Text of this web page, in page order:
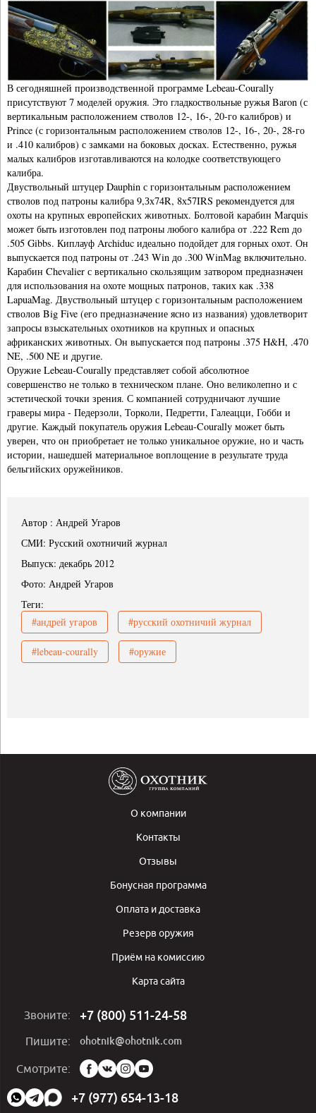
В сегодняшней производственной программе Lebeau-Courally
присутствуют 7 моделей оружия. Это гладкоствольные ружья Baron (с
вертикальным расположением стволов 12-, 16-, 20-го калибров) и
Prince (с горизонтальным расположением стволов 12-, 16-, 20-, 28-го
и .410 калибров) с замками на боковых досках. Естественно, ружья
малых калибров изготавливаются на колодке соответствующего
калибра.
Двуствольный штуцер Dauphin с горизонтальным расположением
стволов под патроны калибра 9,Зх74R, 8х57IRS рекомендуется для
охоты на крупных европейских животных. Болтовой карабин Marquis
может быть изготовлен под патроны любого калибра от .222 Rem до
.505 Gibbs. Киплауф Archiduc идеально подойдет для горных охот. Он
выпускается под патроны от .243 Win до .300 WinMag включительно.
Карабин Chevalier с вертикально скользящим затвором предназначен
для использования на охоте мощных патронов, таких как .338
LapuaMag. Двуствольный штуцер с горизонтальным расположением
стволов Big Five (его предназначение ясно из названия) удовлетворит
запросы взыскательных охотников на крупных и опасных
африканских животных. Он выпускается под патроны .375 H&H, .470
NE, .500 NE и другие.
Оружие Lebeau-Courally представляет собой абсолютное
совершенство не только в техническом плане. Оно великолепно и с
эстетической точки зрения. С компанией сотрудничают лучшие
граверы мира - Педерзоли, Торколи, Педретти, Галеацци, Гобби и
другие. Каждый покупатель оружия Lebeau-Courally может быть
уверен, что он приобретает не только уникальное оружие, но и часть
истории, нашедшей материальное воплощение в результате труда
бельгийских оружейников.
Автор : Андрей Угаров
СМИ: Русский охотничий журнал
Выпуск: декабрь 2012
Фото: Андрей Угаров
Теги:
#андрей угаров
#русский охотничий журнал
#lebeau-courally #оружие
О компании
Контакты
Отзывы
Бонусная программа
Оплата и доставка
Резерв оружия
Приём на комиссию
Карта сайта
Звоните: +7 (800) 511-24-58
Пишите: ohotnik@ohotnik.com
Смотрите:
Мы
в
социальных
сетях:
+7 (977) 654-13-18